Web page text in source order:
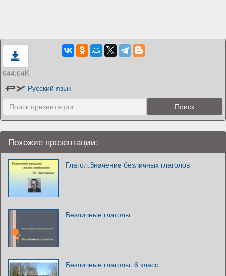
644.64K
Русский язык
Похожие презентации:
Глагол.Значение безличных глаголов
Безличные глаголы
Безличные глаголы. 6 класс